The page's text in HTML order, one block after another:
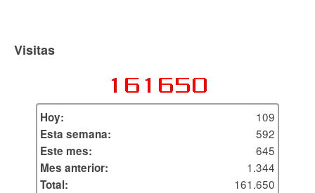
Visitas
Hoy:
109
Esta semana:
592
Este mes:
645
Mes anterior:
1.344
Total:
161.650